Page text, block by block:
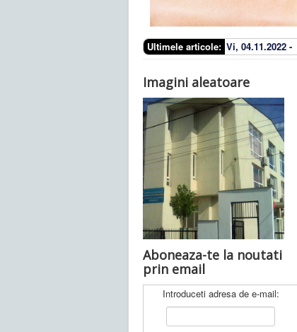
Ultimele articole: Vi, 04.11.2022 -
Imagini aleatoare
Aboneaza-te la noutati
prin email
Introduceti adresa de e-mail: